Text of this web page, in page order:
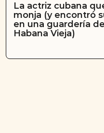
La actriz cubana
monja (y encontró
en una guardería
Habana Vieja)